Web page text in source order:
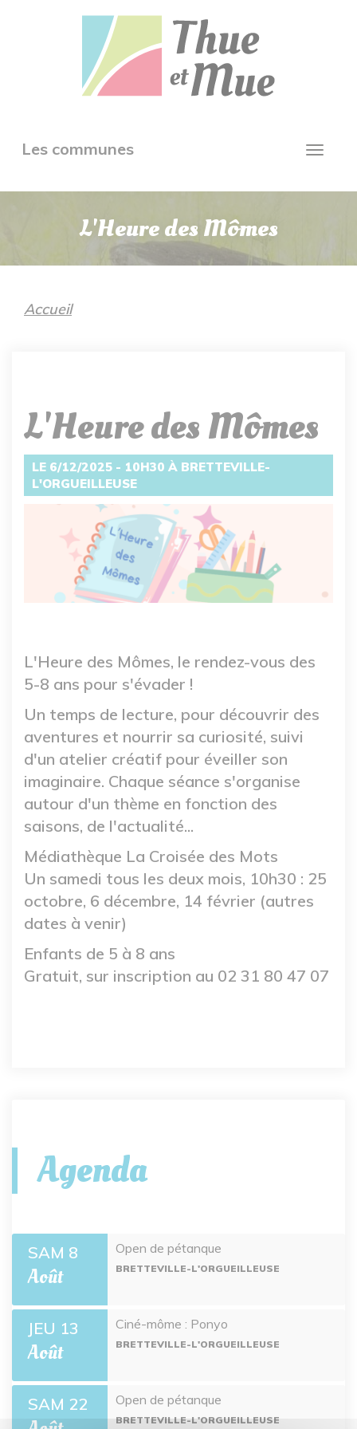
Toggle
Les communes
L'Heure des Mômes
Accueil
L'Heure des Mômes
LE 6/12/2025 - 10H30 À BRETTEVILLE-
L'ORGUEILLEUSE
L'Heure des Mômes, le rendez-vous des
5-8 ans pour s'évader !
Un temps de lecture, pour découvrir des
aventures et nourrir sa curiosité, suivi
d'un atelier créatif pour éveiller son
imaginaire. Chaque séance s'organise
autour d'un thème en fonction des
saisons, de l'actualité...
Médiathèque La Croisée des Mots
Un samedi tous les deux mois, 10h30 : 25
octobre, 6 décembre, 14 février (autres
dates à venir)
Enfants de 5 à 8 ans
Gratuit, sur inscription au 02 31 80 47 07
Agenda
SAM 8
Août
Open de pétanque
BRETTEVILLE-L'ORGUEILLEUSE
JEU 13
Août
Ciné-môme : Ponyo
BRETTEVILLE-L'ORGUEILLEUSE
SAM 22 Open de pétanque
BRETTEVILLE-L'ORGUEILLEUSE
Panneau de gestion des cookies